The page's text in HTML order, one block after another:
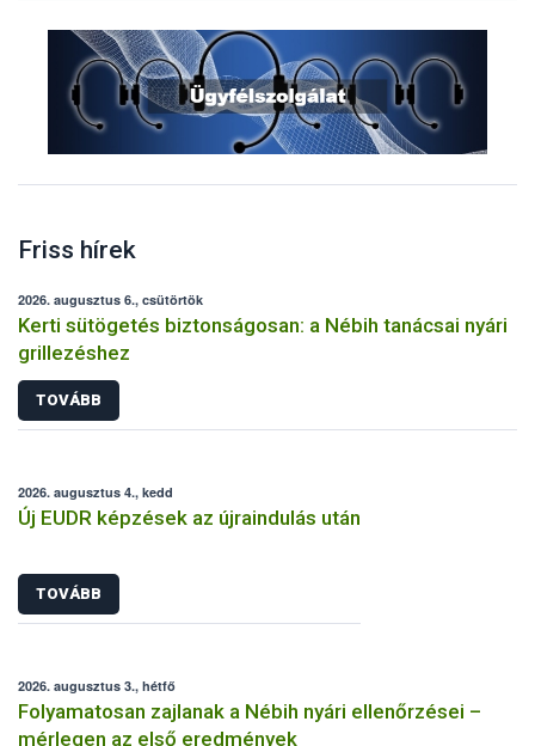
TEMATIKUS ALOLDALUNKON MEGTALÁLHATJÁK
Friss hírek
2026. augusztus 6., csütörtök
Kerti sütögetés biztonságosan: a Nébih tanácsai nyári
grillezéshez
TOVÁBB
2026. augusztus 4., kedd
Új EUDR képzések az újraindulás után
TOVÁBB
2026. augusztus 3., hétfő
Folyamatosan zajlanak a Nébih nyári ellenőrzései –
mérlegen az első eredmények